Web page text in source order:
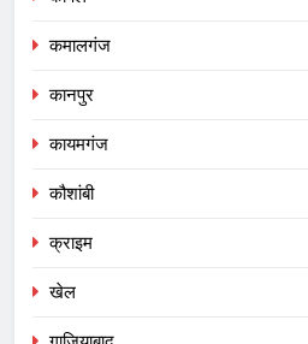
कमालगंज
कानपुर
कायमगंज
कौशांबी
क्राइम
खेल